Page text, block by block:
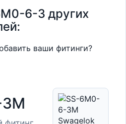
6-3 других
ваши фитинги?